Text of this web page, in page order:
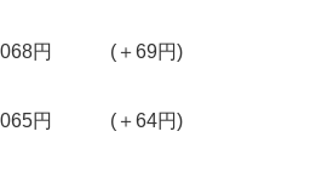
円 (＋69円)
円 (＋64円)